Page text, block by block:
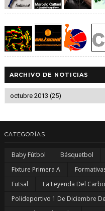
ARCHIVO DE NOTICIAS
CATEGORÍAS
Baby Fútbol Básquetbol
Fixture Primera A
Futsal
La Leyenda Del
Polideportivo 1 De Diciembre